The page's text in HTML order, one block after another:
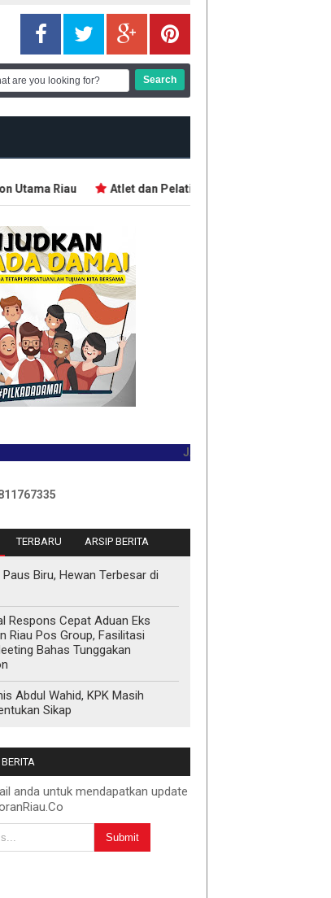
Riau Atlet dan Pelatih Demo Tuntut Bonus PON
JADILAH PEMBACA PERTAMA
TERBARU ARSIP BERITA
Paus Biru, Hewan Terbesar di
Respons Cepat Aduan Eks
Riau Pos Group, Fasilitasi
Bahas Tunggakan
Abdul Wahid, KPK Masih
Sikap
anda untuk mendapatkan update